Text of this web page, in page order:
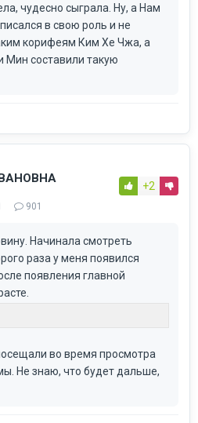
чудесно сыграла. Ну, а Нам
в свою роль и не
корифеям Ким Хе Чжа, а
Мин составили такую
901
+2
Начинала смотреть
раза у меня появился
появления главной
во время просмотра
Не знаю, что будет дальше,